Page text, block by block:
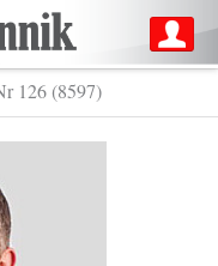
126 (8597)